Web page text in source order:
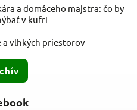
a domáceho majstra: čo by
v kufri
vlhkých priestorov